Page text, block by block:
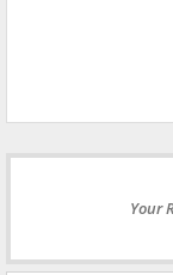
Your